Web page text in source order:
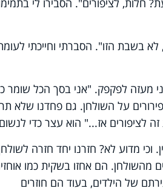
חלות, לציפורים". הסבירו לי
בשבת הזו". הסברתי וחייכתי
מעזה לפקפק. "אני בסך הכל שומר
על השולחן. גם פחדנו שלא
לציפורים אז..." הוא עצר כדי
וכי מדוע לא? חזרנו יחד חזרה
מהשולחן. הם אחזו בשקית כמו
של הילדים, בעוד הם חוזרים